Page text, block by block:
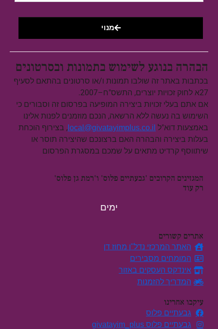
מנוי
הבהרה בנוגע לשימוש בתמונות ובסרטונים
בכתבות באתר זה שולבו תמונות ו/או סרטונים בהתאם לסעיף
27א לחוק זכויות יוצרים, התשס"ח–2007.
אם אתם בעלי זכויות ביצירה המופיעה בפרסום זה וסבורים כי
השימוש בה נעשה ללא הרשאה, הנכם מוזמנים לפנות אלינו
באמצעות דוא"ל local@givatayimplus.co.il , בצירוף הוכחת
בעלות ביצירה והבהרה האם ברצונכם שהיצירה תוסר או
שיתווסף קרדיט מתאים על שמכם במסגרת הפרסום
המגזינים הקרובים 'גבעתיים פלוס' ו'רמת גן פלוס'
רק עוד
ימים
אתרים קשורים
האתר המרכזי נדל"ן מחוז דן
המומחים מסבירים
אינדקס העסקים באזור
המדריך להזמנות
עיקבו אחרינו
גבעתיים פלוס
גבעתיים פלוס givatayim_plus